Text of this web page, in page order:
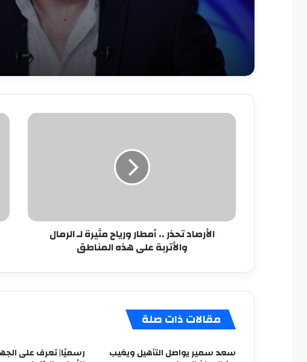
الأرصاد
والأتربة
الأرصاد تحذر .. أمطار ورياح مثيرة لـ الرمال
والأتربة على هذه المناطق
7
مقالات ذات صلة
سعد سمير يواصل التأهيل ويغيب رسميًا| تعرف على